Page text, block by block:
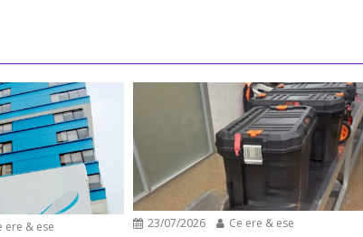
ere & ese 23/07/2026 Ce ere & ese